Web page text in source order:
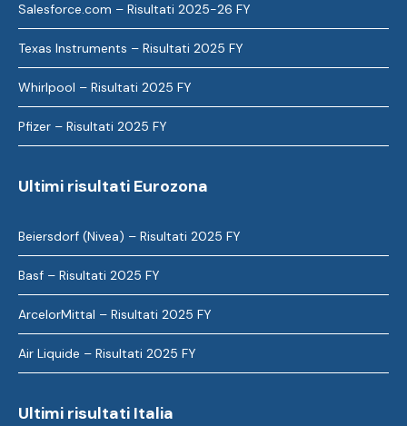
Salesforce.com – Risultati 2025-26 FY
Texas Instruments – Risultati 2025 FY
Whirlpool – Risultati 2025 FY
Pfizer – Risultati 2025 FY
Ultimi risultati Eurozona
Beiersdorf (Nivea) – Risultati 2025 FY
Basf – Risultati 2025 FY
ArcelorMittal – Risultati 2025 FY
Air Liquide – Risultati 2025 FY
Ultimi risultati Italia